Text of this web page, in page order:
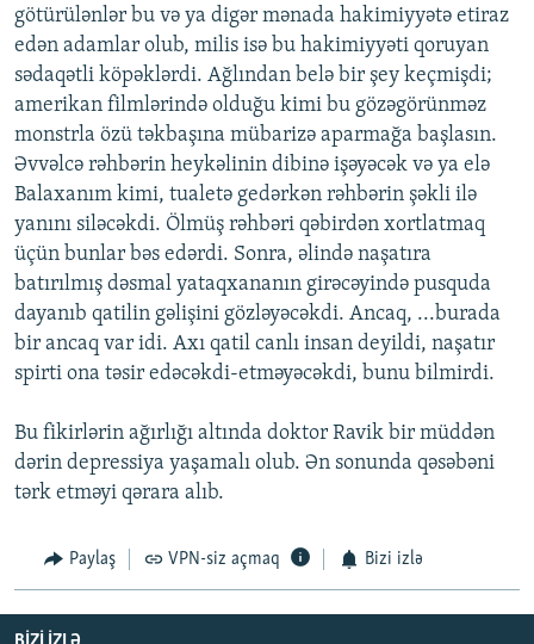
götürülənlər bu və ya digər mənada hakimiyyətə etiraz
edən adamlar olub, milis isə bu hakimiyyəti qoruyan
sədaqətli köpəklərdi. Ağlından belə bir şey keçmişdi;
amerikan filmlərində olduğu kimi bu gözəgörünməz
monstrla özü təkbaşına mübarizə aparmağa başlasın.
Əvvəlcə rəhbərin heykəlinin dibinə işəyəcək və ya elə
Balaxanım kimi, tualetə gedərkən rəhbərin şəkli ilə
yanını siləcəkdi. Ölmüş rəhbəri qəbirdən xortlatmaq
üçün bunlar bəs edərdi. Sonra, əlində naşatıra
batırılmış dəsmal yataqxananın girəcəyində pusquda
dayanıb qatilin gəlişini gözləyəcəkdi. Ancaq, ...burada
bir ancaq var idi. Axı qatil canlı insan deyildi, naşatır
spirti ona təsir edəcəkdi-etməyəcəkdi, bunu bilmirdi.
Bu fikirlərin ağırlığı altında doktor Ravik bir müddən
dərin depressiya yaşamalı olub. Ən sonunda qəsəbəni
tərk etməyi qərara alıb.
Paylaş VPN-siz açmaq Bizi izlə